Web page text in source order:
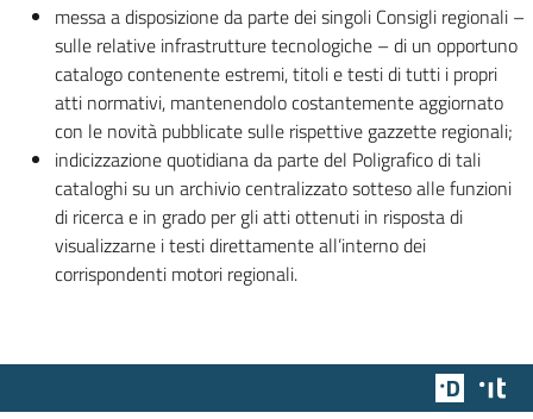
messa a disposizione da parte dei singoli Consigli regionali –
sulle relative infrastrutture tecnologiche – di un opportuno
catalogo contenente estremi, titoli e testi di tutti i propri
atti normativi, mantenendolo costantemente aggiornato
con le novità pubblicate sulle rispettive gazzette regionali;
indicizzazione quotidiana da parte del Poligrafico di tali
cataloghi su un archivio centralizzato sotteso alle funzioni
di ricerca e in grado per gli atti ottenuti in risposta di
visualizzarne i testi direttamente all’interno dei
corrispondenti motori regionali.
Team